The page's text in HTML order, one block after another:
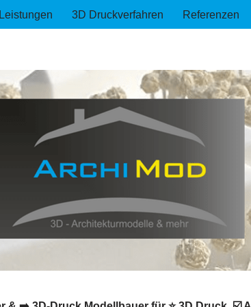
Leistungen 3D Druckverfahren Referenzen